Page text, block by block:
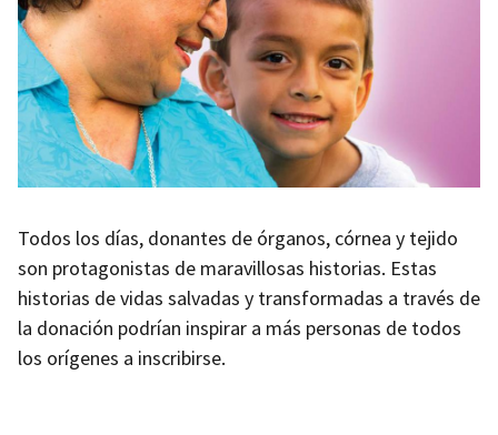
Todos los días, donantes de órganos, córnea y tejido
son protagonistas de maravillosas historias. Estas
historias de vidas salvadas y transformadas a través de
la donación podrían inspirar a más personas de todos
los orígenes a inscribirse.